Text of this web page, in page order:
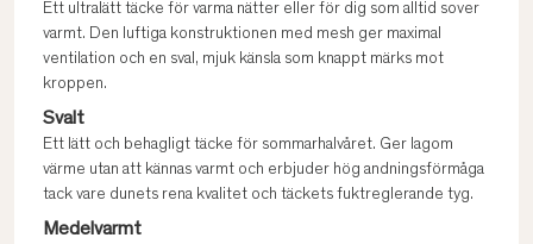
Ett ultralätt täcke för varma nätter eller för dig som alltid sover
varmt. Den luftiga konstruktionen med mesh ger maximal
ventilation och en sval, mjuk känsla som knappt märks mot
kroppen.
Svalt
Ett lätt och behagligt täcke för sommarhalvåret. Ger lagom
värme utan att kännas varmt och erbjuder hög andningsförmåga
tack vare dunets rena kvalitet och täckets fuktreglerande tyg.
Medelvarmt